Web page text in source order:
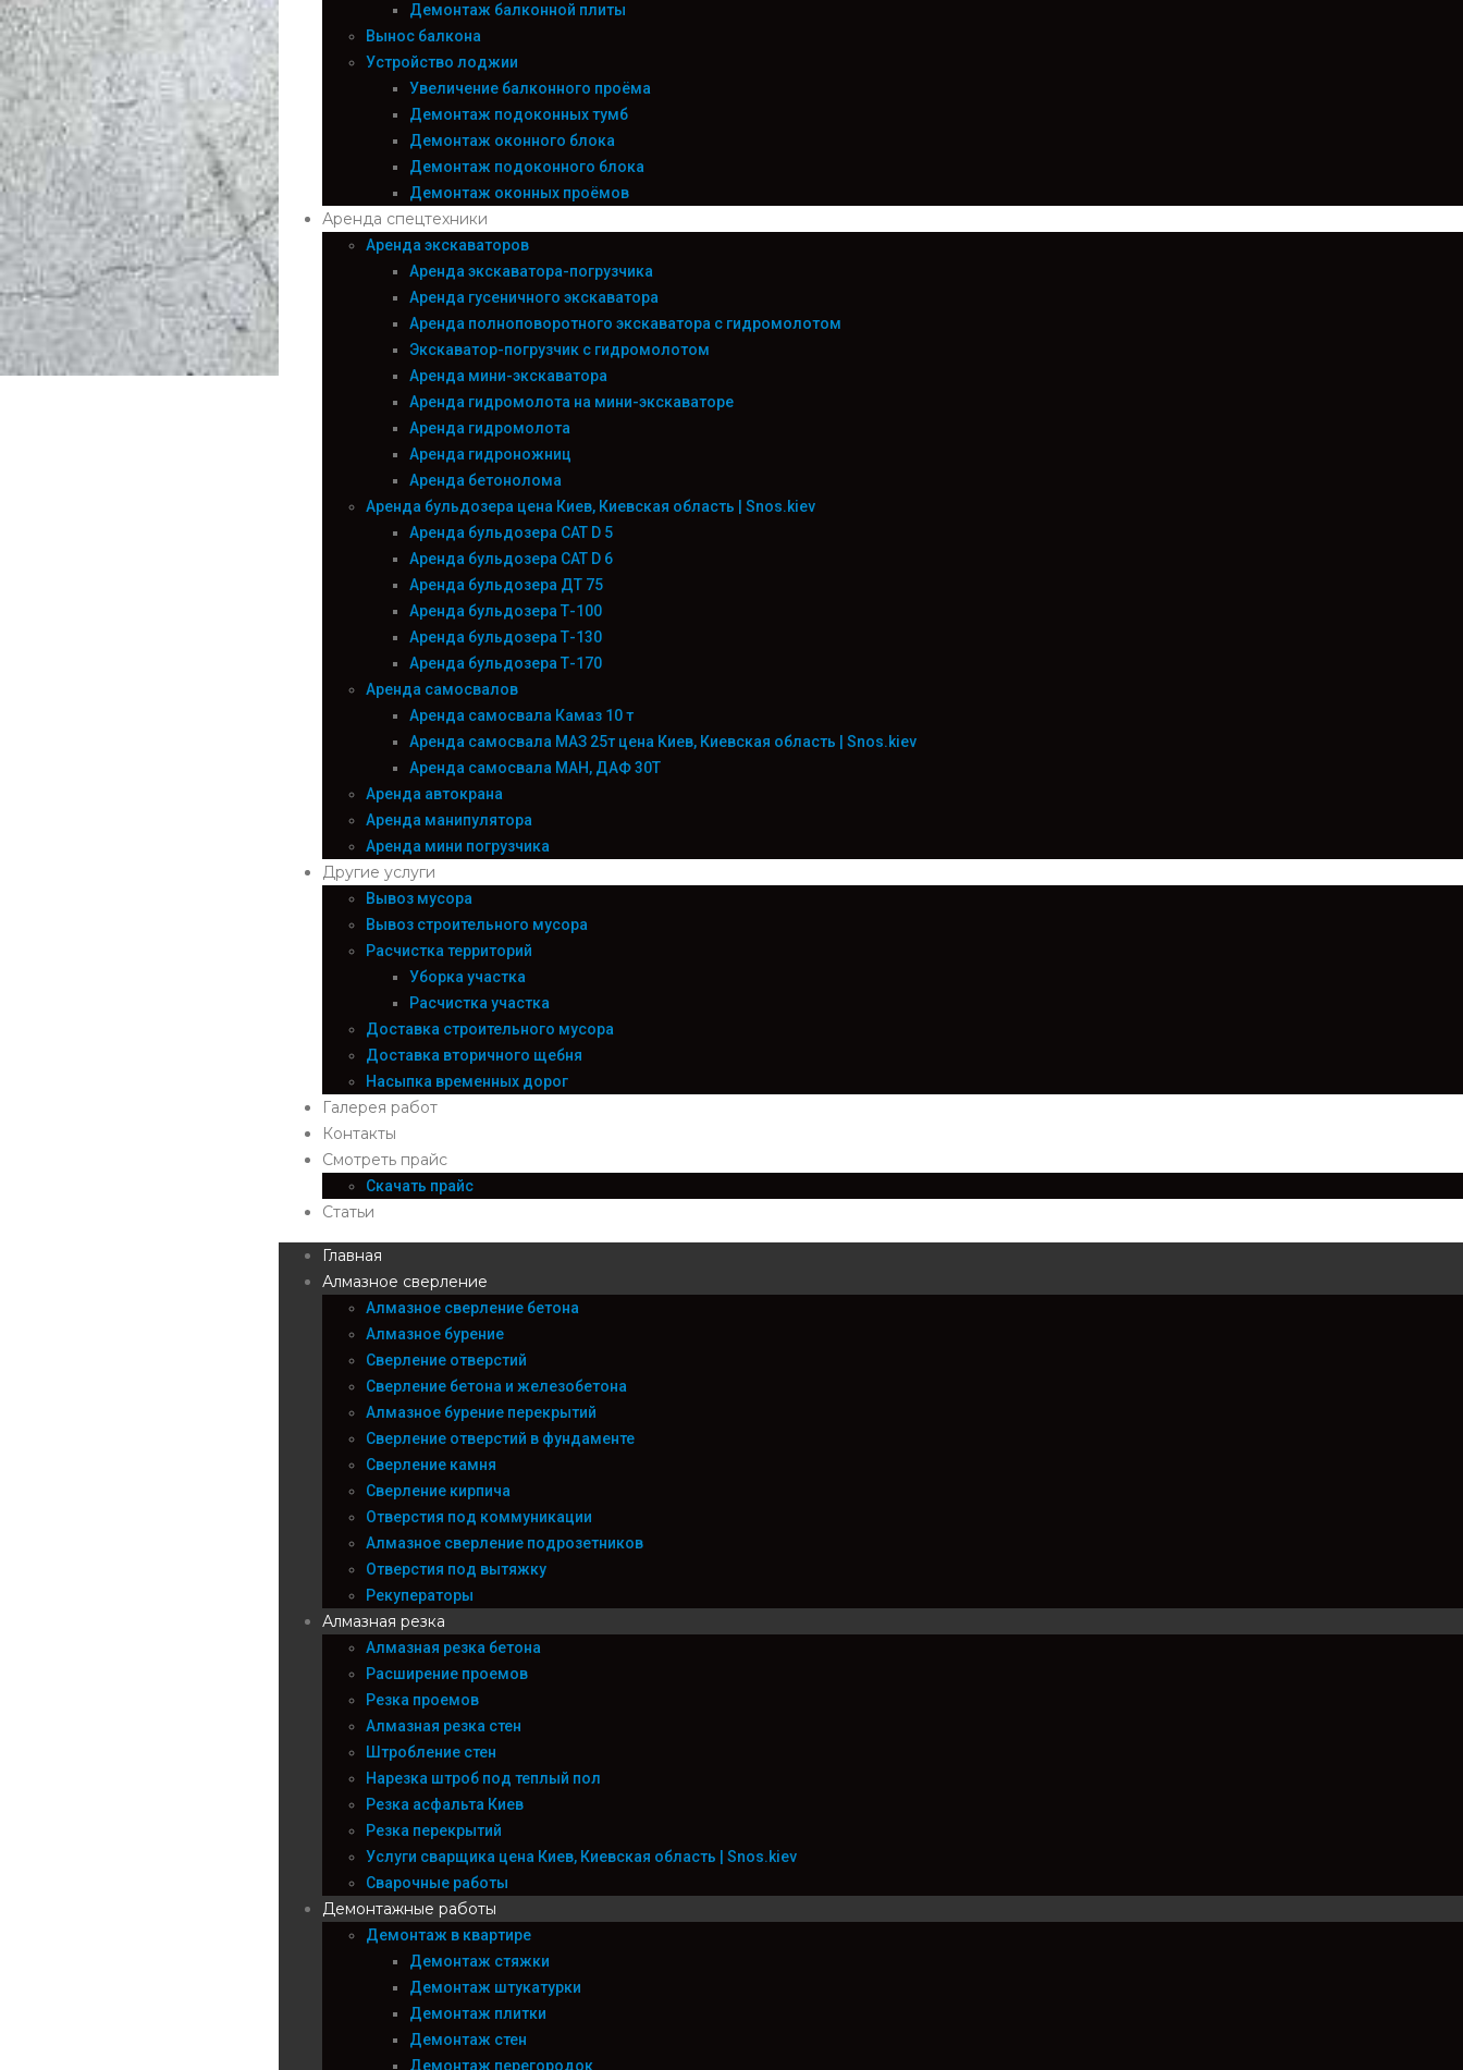
Демонтаж балконной плиты
Вынос балкона
Устройство лоджии
Увеличение балконного проёма
Демонтаж подоконных тумб
Демонтаж оконного блока
Демонтаж подоконного блока
Демонтаж оконных проёмов
Аренда спецтехники
Аренда экскаваторов
Аренда экскаватора-погрузчика
Аренда гусеничного экскаватора
Аренда полноповоротного экскаватора с гидромолотом
Экскаватор-погрузчик с гидромолотом
Аренда мини-экскаватора
Аренда гидромолота на мини-экскаваторе
Аренда гидромолота
Аренда гидроножниц
Аренда бетонолома
Аренда бульдозера цена Киев, Киевская область | Snos.kiev
Аренда бульдозера CAT D 5
Аренда бульдозера CAT D 6
Аренда бульдозера ДТ 75
Аренда бульдозера Т-100
Аренда бульдозера Т-130
Аренда бульдозера Т-170
Аренда самосвалов
Аренда самосвала Камаз 10 т
Аренда самосвала МАЗ 25т цена Киев, Киевская область | Snos.kiev
Аренда самосвала МАН, ДАФ 30Т
Аренда автокрана
Аренда манипулятора
Аренда мини погрузчика
Другие услуги
Вывоз мусора
Вывоз строительного мусора
Расчистка территорий
Уборка участка
Расчистка участка
Доставка строительного мусора
Доставка вторичного щебня
Насыпка временных дорог
Галерея работ
Контакты
Смотреть прайс
Скачать прайс
Статьи
Главная
Алмазное сверление
Алмазное сверление бетона
Алмазное бурение
Сверление отверстий
Сверление бетона и железобетона
Алмазное бурение перекрытий
Сверление отверстий в фундаменте
Сверление камня
Сверление кирпича
Отверстия под коммуникации
Алмазное сверление подрозетников
Отверстия под вытяжку
Рекуператоры
Алмазная резка
Алмазная резка бетона
Расширение проемов
Резка проемов
Алмазная резка стен
Штробление стен
Нарезка штроб под теплый пол
Резка асфальта Киев
Резка перекрытий
Услуги сварщика цена Киев, Киевская область | Snos.kiev
Сварочные работы
Демонтажные работы
Демонтаж в квартире
Демонтаж стяжки
Демонтаж штукатурки
Демонтаж плитки
Демонтаж стен
Демонтаж перегородок